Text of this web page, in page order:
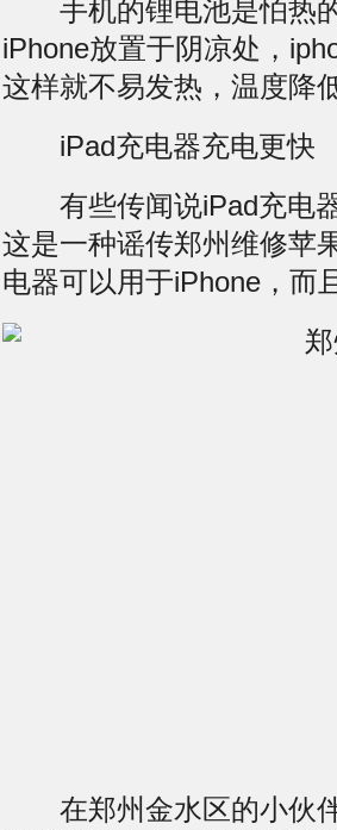
手机的锂电池是怕热的
iPhone放置于阴凉处，
这样就不易发热，温度降
iPad充电器充电更快
有些传闻说iPad充电器
这是一种谣传郑州维修苹
电器可以用于iPhone，而
在郑州金水区的小伙伴